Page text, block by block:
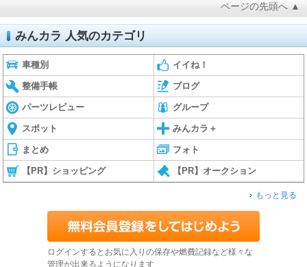
ページの先頭へ ▲
みんカラ 人気のカテゴリ
車種別 イイね！
整備手帳 ブログ
パーツレビュー グループ
スポット みんカラ＋
まとめ フォト
【PR】ショッピング 【PR】オークション
もっと見る
ログインするとお気に入りの保存や燃費記録など様々な
管理が出来るようになります